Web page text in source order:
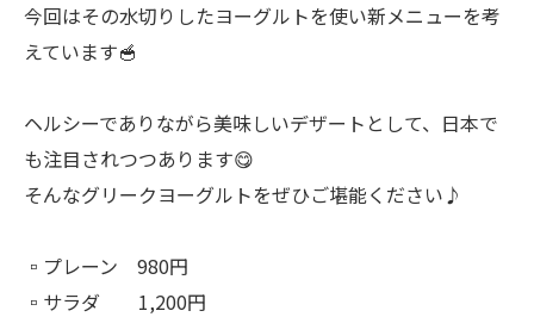
今回はその水切りしたヨーグルトを使い新メニューを考
えています🥣
ヘルシーでありながら美味しいデザートとして、日本で
も注目されつつあります😋
そんなグリークヨーグルトをぜひご堪能ください♪
▫️プレーン 980円
▫️サラダ 1,200円